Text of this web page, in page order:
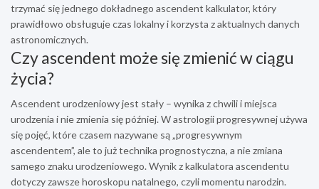
trzymać się jednego dokładnego ascendent kalkulator, który
prawidłowo obsługuje czas lokalny i korzysta z aktualnych danych
astronomicznych.
Czy ascendent może się zmienić w ciągu
życia?
Ascendent urodzeniowy jest stały – wynika z chwili i miejsca
urodzenia i nie zmienia się później. W astrologii progresywnej używa
się pojęć, które czasem nazywane są „progresywnym
ascendentem”, ale to już technika prognostyczna, a nie zmiana
samego znaku urodzeniowego. Wynik z kalkulatora ascendentu
dotyczy zawsze horoskopu natalnego, czyli momentu narodzin.